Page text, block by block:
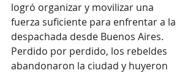
logró organizar y movilizar una
fuerza suficiente para enfrentar a la
despachada desde Buenos Aires.
Perdido por perdido, los rebeldes
abandonaron la ciudad y huyeron